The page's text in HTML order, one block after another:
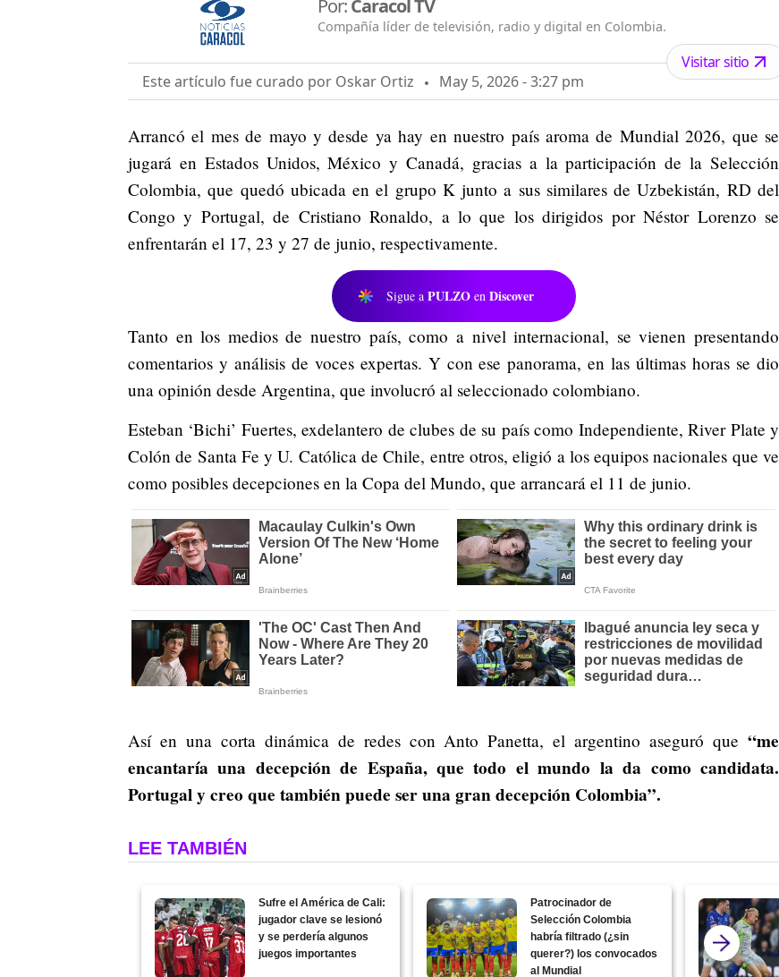
Por:Caracol TV
Compañía líder de televisión, radio y digital en Colombia.
Este artículo fue curado por Oskar Ortiz May 5, 2026 - 3:27 pm
Visitar sitio
Arrancó el mes de mayo y desde ya hay en nuestro país aroma de Mundial 2026, que se
jugará en Estados Unidos, México y Canadá, gracias a la participación de la Selección
Colombia, que quedó ubicada en el grupo K junto a sus similares de Uzbekistán, RD del
Congo y Portugal, de Cristiano Ronaldo, a lo que los dirigidos por Néstor Lorenzo se
enfrentarán el 17, 23 y 27 de junio, respectivamente.
Sigue a PULZO en Discover
Tanto en los medios de nuestro país, como a nivel internacional, se vienen presentando
comentarios y análisis de voces expertas. Y con ese panorama, en las últimas horas se dio
una opinión desde Argentina, que involucró al seleccionado colombiano.
Esteban ‘Bichi’ Fuertes, exdelantero de clubes de su país como Independiente, River Plate y
Colón de Santa Fe y U. Católica de Chile, entre otros, eligió a los equipos nacionales que ve
como posibles decepciones en la Copa del Mundo, que arrancará el 11 de junio.
Así en una corta dinámica de redes con Anto Panetta, el argentino aseguró que “me
encantaría una decepción de España, que todo el mundo la da como candidata.
Portugal y creo que también puede ser una gran decepción Colombia”.
LEE TAMBIÉN
Sufre el América de Cali:
jugador clave se lesionó
y se perdería algunos
juegos importantes
Patrocinador de
Selección Colombia
habría filtrado (¿sin
querer?) los convocados
al Mundial